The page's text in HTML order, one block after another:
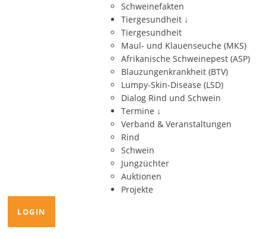
Schweinefakten
Tiergesundheit ↓
Tiergesundheit
Maul- und Klauenseuche (MKS)
Afrikanische Schweinepest (ASP)
Blauzungenkrankheit (BTV)
Lumpy-Skin-Disease (LSD)
Dialog Rind und Schwein
Termine ↓
Verband & Veranstaltungen
Rind
Schwein
Jungzüchter
Auktionen
Projekte
LOGIN